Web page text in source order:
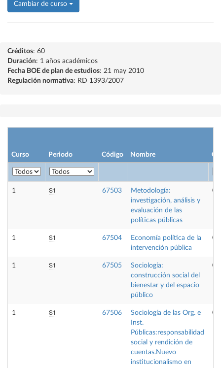
Cambiar de curso
Créditos: 60
Duración: 1 años académicos
Fecha BOE de plan de estudios: 21 may 2010
Regulación normativa: RD 1393/2007
Curso Periodo Código Nombre
1 S1 67503
Metodología:
investigación, análisis y
evaluación de las
políticas públicas
1 S1 67504
Economía política de la
intervención pública
1 S1 67505
Sociología:
construcción social del
bienestar y del espacio
público
1 S1 67506
Sociología de las Org. e
Inst.
Públicas:responsabilidad
social y rendición de
cuentas.Nuevo
institucionalismo en